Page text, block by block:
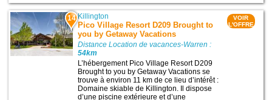
14 Killington
Pico Village Resort D209 Brought to
you by Getaway Vacations
Distance Location de vacances-Warren :
54km
L’hébergement Pico Village Resort D209
Brought to you by Getaway Vacations se
trouve à environ 11 km de ce lieu d’intérêt :
Domaine skiable de Killington. Il dispose
d’une piscine extérieure et d’une
VOIR
L'OFFRE